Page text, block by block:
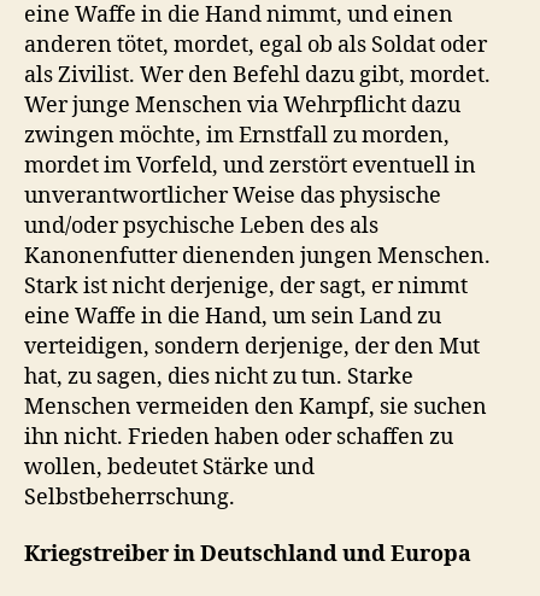
eine Waffe in die Hand nimmt, und einen
anderen tötet, mordet, egal ob als Soldat oder
als Zivilist. Wer den Befehl dazu gibt, mordet.
Wer junge Menschen via Wehrpflicht dazu
zwingen möchte, im Ernstfall zu morden,
mordet im Vorfeld, und zerstört eventuell in
unverantwortlicher Weise das physische
und/oder psychische Leben des als
Kanonenfutter dienenden jungen Menschen.
Stark ist nicht derjenige, der sagt, er nimmt
eine Waffe in die Hand, um sein Land zu
verteidigen, sondern derjenige, der den Mut
hat, zu sagen, dies nicht zu tun. Starke
Menschen vermeiden den Kampf, sie suchen
ihn nicht. Frieden haben oder schaffen zu
wollen, bedeutet Stärke und
Selbstbeherrschung.
Kriegstreiber in Deutschland und Europa